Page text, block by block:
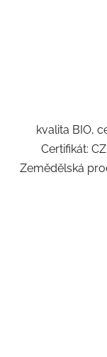
kvalita BIO,
Certifikát:
Zemědělská